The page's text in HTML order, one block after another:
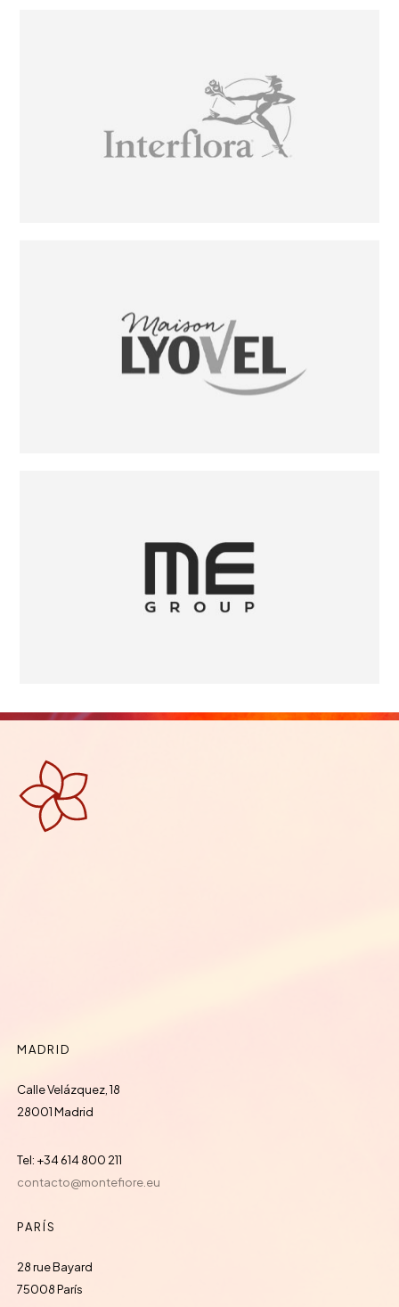
MADRID
Calle Velázquez, 18
28001 Madrid
Tel: +34 614 800 211
contacto@montefiore.eu
PARÍS
28 rue Bayard
75008 París